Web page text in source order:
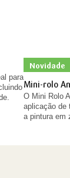
para
Novidade
Mini-rolo
O Mini Rolo
aplicação de
a pintura em